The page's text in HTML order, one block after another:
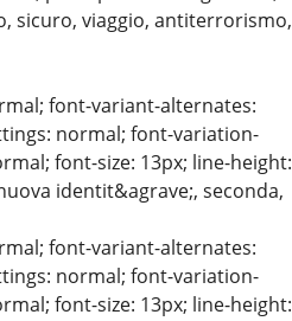
sicuro, viaggio, antiterrorismo,
font-variant-alternates:
normal; font-variation-
font-size: 13px; line-height:
identit&agrave;, seconda,
font-variant-alternates:
normal; font-variation-
font-size: 13px; line-height: